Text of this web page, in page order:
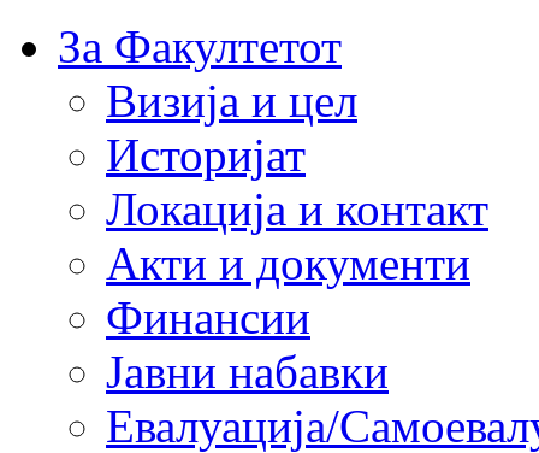
За Факултетот
Визија и цел
Историјат
Локација и контакт
Акти и документи
Финансии
Јавни набавки
Евалуација/